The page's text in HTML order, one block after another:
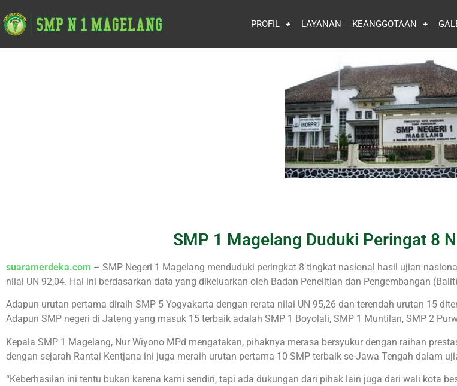
PROFIL LAYANAN KEANGGOTAAN
SMP 1 Magelang Duduki Peringat 8
suaramerdeka.com – SMP Negeri 1 Magelang menduduki peringkat 8 tingkat nasional hasil ujian
nilai UN 92,04. Hal ini berdasarkan data yang dikeluarkan oleh Badan Penelitian dan Pengembangan
Adapun urutan pertama diraih SMP 5 Yogyakarta dengan rerata nilai UN 95,26 dan terendah urutan 15
Adapun SMP negeri di Jateng yang masuk 15 terbaik adalah SMP 1 Boyolali, SMP 1 Muntilan, SMP 2
Kepala SMP 1 Magelang, Nur Wiyono MPd mengatakan, pihaknya merasa bersyukur dengan raihan
dengan sejarah Rantai Kentjana ini juga meraih urutan pertama 10 SMP terbaik se-Jawa Tengah dalam
“Keberhasilan ini tentu bukan karena kami sendiri, tapi ada dukungan dari pihak lain juga dari wali kota